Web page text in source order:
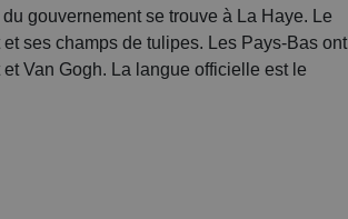
gouvernement se trouve à La Haye. Le
ses champs de tulipes. Les Pays-Bas ont
Van Gogh. La langue officielle est le